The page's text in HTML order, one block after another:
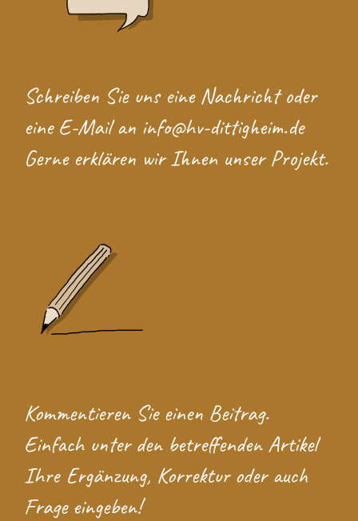
Schreiben Sie uns eine Nachrichtoder
eine E-Mail an info@hv-dittigheim.de
Gerne erklären wir Ihnen unser Projekt.
Kommentieren Sie einen Beitrag.
Einfach unter den betreffenden Artikel
Ihre Ergänzung, Korrektur oder auch
Frage eingeben!